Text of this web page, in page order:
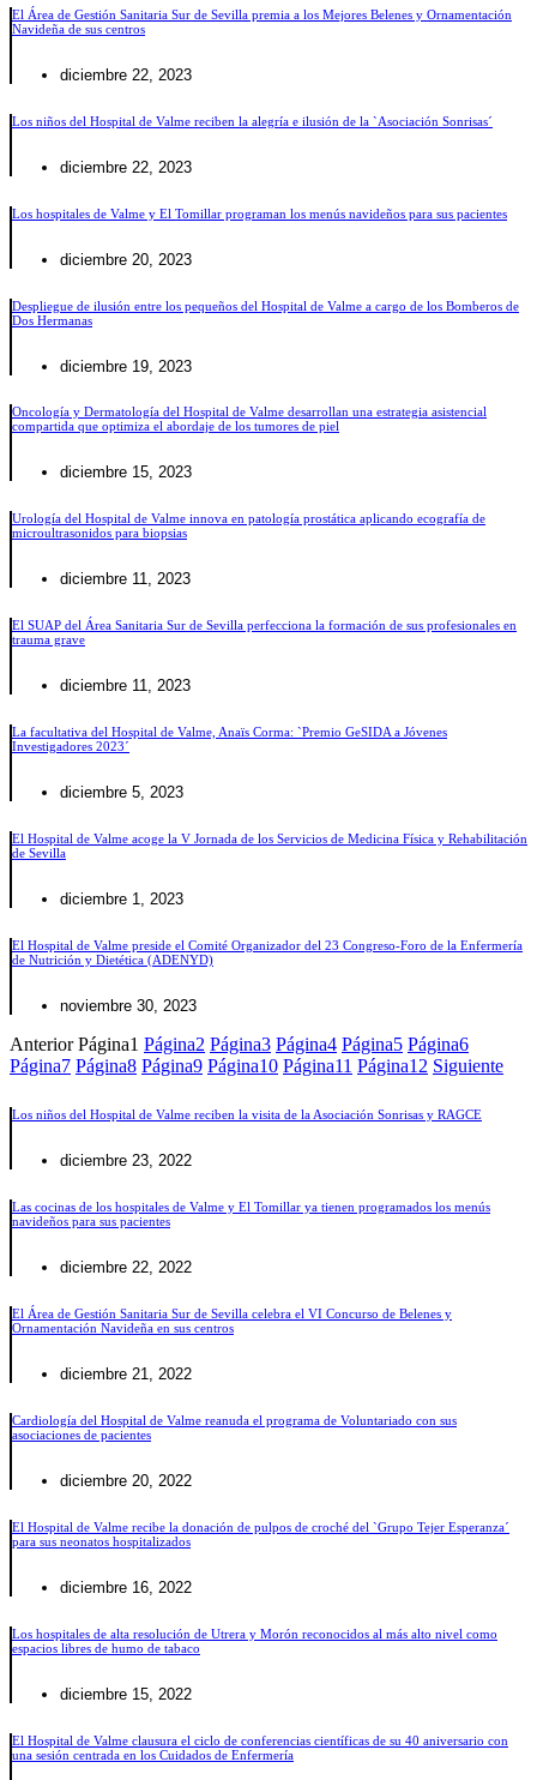
El Área de Gestión Sanitaria Sur de Sevilla premia a los Mejores Belenes y Ornamentación
Navideña de sus centros
diciembre 22, 2023
Los niños del Hospital de Valme reciben la alegría e ilusión de la `Asociación Sonrisas´
diciembre 22, 2023
Los hospitales de Valme y El Tomillar programan los menús navideños para sus pacientes
diciembre 20, 2023
Despliegue de ilusión entre los pequeños del Hospital de Valme a cargo de los Bomberos de
Dos Hermanas
diciembre 19, 2023
Oncología y Dermatología del Hospital de Valme desarrollan una estrategia asistencial
compartida que optimiza el abordaje de los tumores de piel
diciembre 15, 2023
Urología del Hospital de Valme innova en patología prostática aplicando ecografía de
microultrasonidos para biopsias
diciembre 11, 2023
El SUAP del Área Sanitaria Sur de Sevilla perfecciona la formación de sus profesionales en
trauma grave
diciembre 11, 2023
La facultativa del Hospital de Valme, Anaïs Corma: `Premio GeSIDA a Jóvenes
Investigadores 2023´
diciembre 5, 2023
El Hospital de Valme acoge la V Jornada de los Servicios de Medicina Física y Rehabilitación
de Sevilla
diciembre 1, 2023
El Hospital de Valme preside el Comité Organizador del 23 Congreso-Foro de la Enfermería
de Nutrición y Dietética (ADENYD)
noviembre 30, 2023
Anterior Página1 Página2 Página3 Página4 Página5 Página6
Página7 Página8 Página9 Página10 Página11 Página12 Siguiente
Los niños del Hospital de Valme reciben la visita de la Asociación Sonrisas y RAGCE
diciembre 23, 2022
Las cocinas de los hospitales de Valme y El Tomillar ya tienen programados los menús
navideños para sus pacientes
diciembre 22, 2022
El Área de Gestión Sanitaria Sur de Sevilla celebra el VI Concurso de Belenes y
Ornamentación Navideña en sus centros
diciembre 21, 2022
Cardiología del Hospital de Valme reanuda el programa de Voluntariado con sus
asociaciones de pacientes
diciembre 20, 2022
El Hospital de Valme recibe la donación de pulpos de croché del `Grupo Tejer Esperanza´
para sus neonatos hospitalizados
diciembre 16, 2022
Los hospitales de alta resolución de Utrera y Morón reconocidos al más alto nivel como
espacios libres de humo de tabaco
diciembre 15, 2022
El Hospital de Valme clausura el ciclo de conferencias científicas de su 40 aniversario con
una sesión centrada en los Cuidados de Enfermería